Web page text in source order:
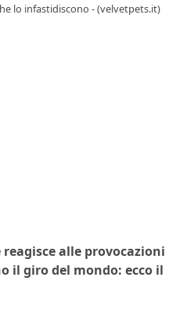
lo infastidiscono - (velvetpets.it)
alle provocazioni
il giro del mondo: ecco il